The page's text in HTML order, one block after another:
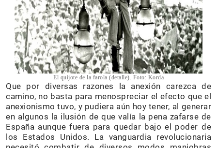
El quijote de la farola (detalle). Foto: Korda
Que por diversas razones la anexión carezca de
camino, no basta para menospreciar el efecto que el
anexionismo tuvo, y pudiera aún hoy tener, al generar
en algunos la ilusión de que valía la pena zafarse de
España aunque fuera para quedar bajo el poder de
los Estados Unidos. La vanguardia revolucionaria